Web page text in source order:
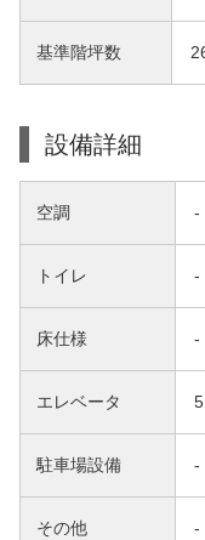
基準階坪数
設備詳細
空調 -
トイレ -
床仕様 -
エレベータ
駐車場設備 -
その他 -